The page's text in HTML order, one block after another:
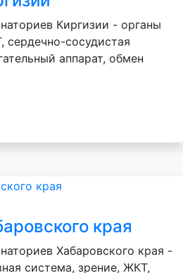
Киргизии - органы
сосудистая
аппарат, обмен
края
Хабаровского края -
система, зрение, ЖКТ,